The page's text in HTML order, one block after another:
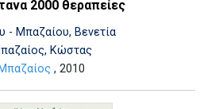
2000 θεραπείες
- Μπαζαίου, Βενετία
Κώστας
Μπαζαίος , 2010